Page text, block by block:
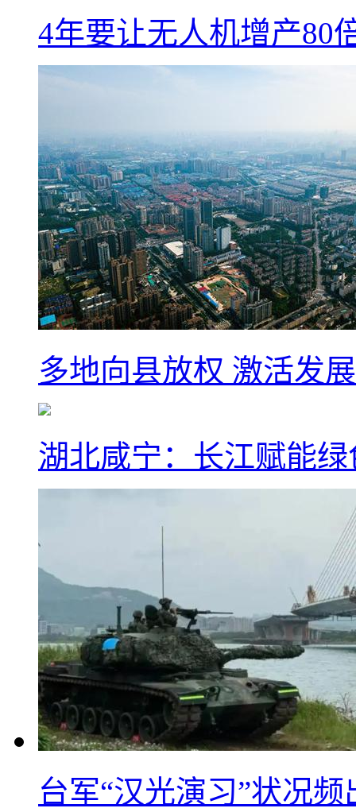
4年要让无人机增产80
多地向县放权 激活发
湖北咸宁：长江赋能
台军“汉光演习”状况